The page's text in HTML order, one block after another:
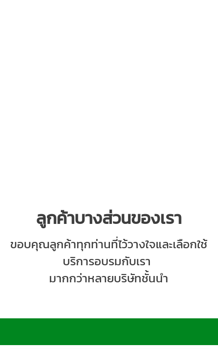
ลูกค้าบางส่วนของเรา
ขอบคุณลูกค้าทุกท่านที่ไว้วางใจและเลือกใช้
บริการอบรมกับเรา
มากกว่าหลายบริษัทชั้นนำ